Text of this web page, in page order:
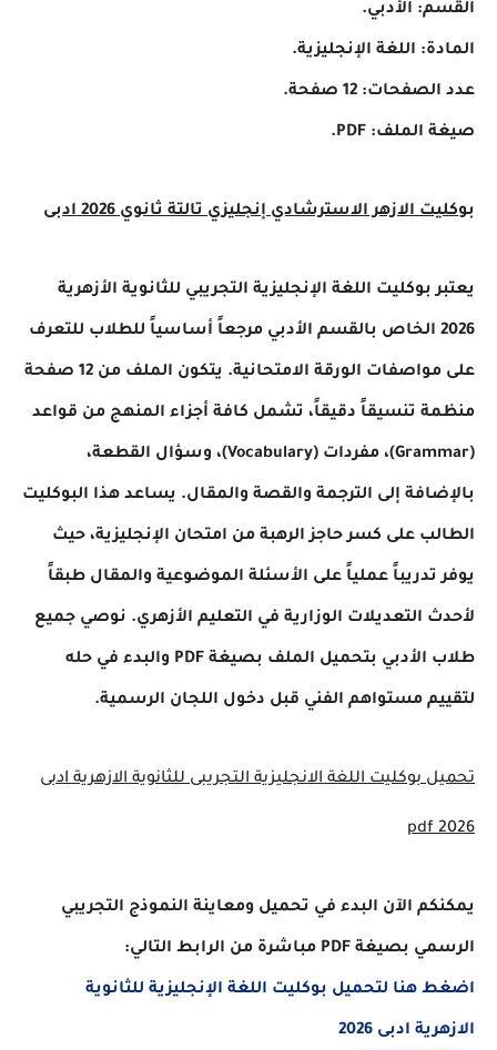
القسم: الأدبي.
المادة: اللغة الإنجليزية.
عدد الصفحات: 12 صفحة.
صيغة الملف: PDF.
بوكليت الازهر الاسترشادي إنجليزي تالتة ثانوي 2026 ادبى
يعتبر بوكليت اللغة الإنجليزية التجريبي للثانوية الأزهرية
2026 الخاص بالقسم الأدبي مرجعاً أساسياً للطلاب للتعرف
على مواصفات الورقة الامتحانية. يتكون الملف من 12 صفحة
منظمة تنسيقاً دقيقاً، تشمل كافة أجزاء المنهج من قواعد
(Grammar)، مفردات (Vocabulary)، وسؤال القطعة،
بالإضافة إلى الترجمة والقصة والمقال. يساعد هذا البوكليت
الطالب على كسر حاجز الرهبة من امتحان الإنجليزية، حيث
يوفر تدريباً عملياً على الأسئلة الموضوعية والمقال طبقاً
لأحدث التعديلات الوزارية في التعليم الأزهري. نوصي جميع
طلاب الأدبي بتحميل الملف بصيغة PDF والبدء في حله
لتقييم مستواهم الفني قبل دخول اللجان الرسمية.
تحميل بوكليت اللغة الانجليزية التجريبى للثانوية الازهرية ادبى
2026 pdf
يمكنكم الآن البدء في تحميل ومعاينة النموذج التجريبي
الرسمي بصيغة PDF مباشرة من الرابط التالي:
اضغط هنا لتحميل بوكليت اللغة الإنجليزية للثانوية
الازهرية ادبى 2026